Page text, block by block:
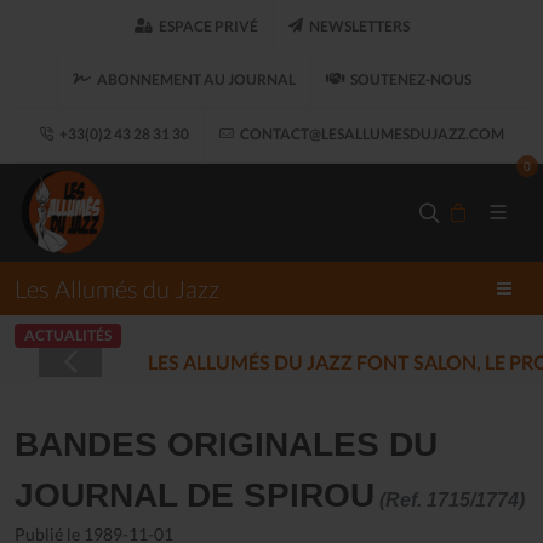
ESPACE PRIVÉ NEWSLETTERS
ABONNEMENT AU JOURNAL SOUTENEZ-NOUS
+33(0)2 43 28 31 30 CONTACT@LESALLUMESDUJAZZ.COM
0
Les Allumés du Jazz
ACTUALITÉS
LES ALLUMÉS DU JAZZ FONT SALON, LE
BANDES ORIGINALES DU
JOURNAL DE SPIROU (Ref. 1715/1774)
Publié le 1989-11-01